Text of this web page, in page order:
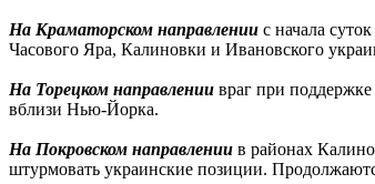
На Краматорском направлении с начала
Часового Яра, Калиновки и Ивановского
На Торецком направлении враг при
вблизи Нью-Йорка.
На Покровском направлении в районах
штурмовать украинские позиции.